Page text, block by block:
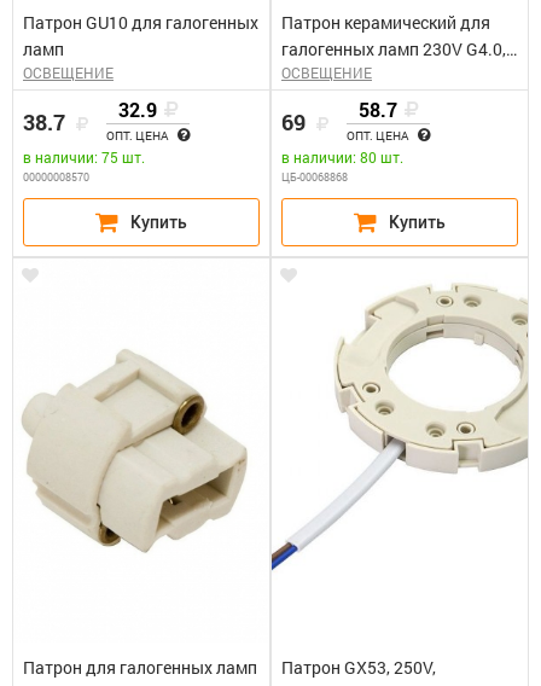
Патрон GU10 для галогенных
ламп
ОСВЕЩЕНИЕ
38.7 32.9
ОПТ. ЦЕНА
в наличии: 75 шт.
00000008570
Патрон керамический для
галогенных ламп 230V G4.0,
LH19
ОСВЕЩЕНИЕ
69 58.7
ОПТ. ЦЕНА
в наличии: 80 шт.
ЦБ-00068868
Патрон для галогенных ламп
Патрон GX53, 250V,